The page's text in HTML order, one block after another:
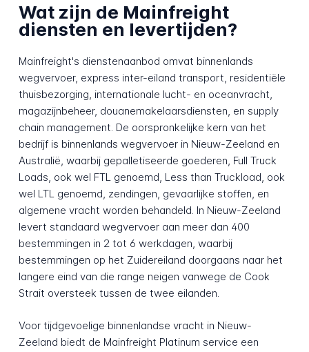
Wat zijn de Mainfreight
diensten en levertijden?
Mainfreight's dienstenaanbod omvat binnenlands
wegvervoer, express inter-eiland transport, residentiële
thuisbezorging, internationale lucht- en oceanvracht,
magazijnbeheer, douanemakelaarsdiensten, en supply
chain management. De oorspronkelijke kern van het
bedrijf is binnenlands wegvervoer in Nieuw-Zeeland en
Australië, waarbij gepalletiseerde goederen, Full Truck
Loads, ook wel FTL genoemd, Less than Truckload, ook
wel LTL genoemd, zendingen, gevaarlijke stoffen, en
algemene vracht worden behandeld. In Nieuw-Zeeland
levert standaard wegvervoer aan meer dan 400
bestemmingen in 2 tot 6 werkdagen, waarbij
bestemmingen op het Zuidereiland doorgaans naar het
langere eind van die range neigen vanwege de Cook
Strait oversteek tussen de twee eilanden.
Voor tijdgevoelige binnenlandse vracht in Nieuw-
Zeeland biedt de Mainfreight Platinum service een